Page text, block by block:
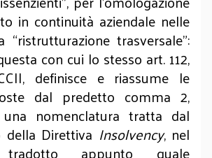
in continuità aziendale nelle
trasversale”:
con cui lo stesso art. 112,
definisce e riassume le
dal predetto comma 2,
una nomenclatura tratta dal
Direttiva Insolvency, nel